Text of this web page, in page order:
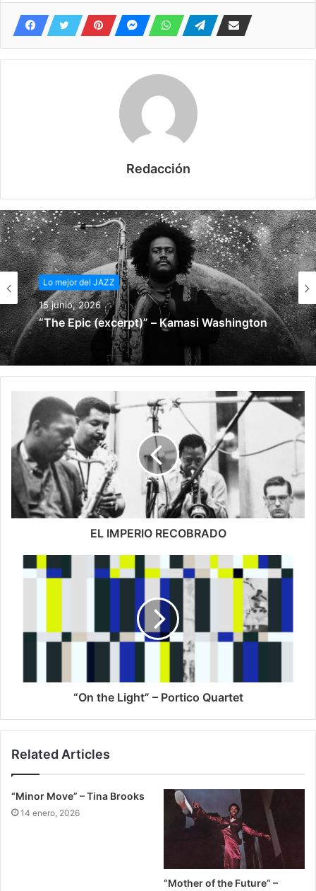
Redacción
Lo mejor del JAZZ
15 junio, 2026
“The Epic (excerpt)” – Kamasi Washington
EL IMPERIO RECOBRADO
“On the Light” – Portico Quartet
Related Articles
“Minor Move” – Tina Brooks
14 enero, 2026
“Mother of the Future” –